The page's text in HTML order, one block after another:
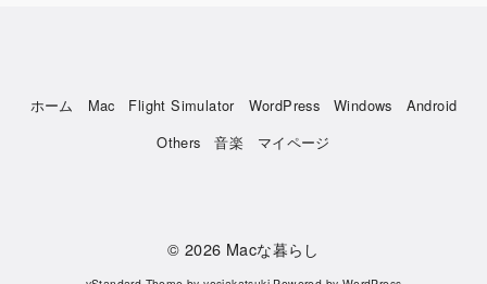
ホーム Mac Flight Simulator WordPress Windows
Android
Others
音楽 マイページ
© 2026 Macな暮らし